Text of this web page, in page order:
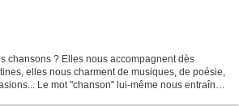
chansons ? Elles nous accompagnent dès
elles nous charment de musiques, de poésie,
Le mot "chanson" lui-même nous entraîne